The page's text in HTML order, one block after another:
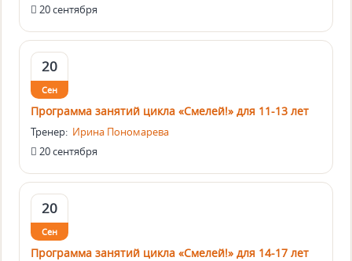
20 сентября
20
Сен
Программа занятий цикла «Смелей!» для 11-13 лет
Тренер: Ирина Пономарева
20 сентября
20
Сен
Программа занятий цикла «Смелей!» для 14-17 лет